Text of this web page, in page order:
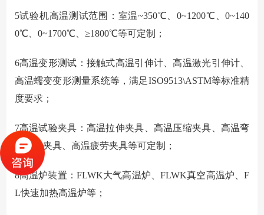
5试验机高温测试范围：室温~350℃、0~1200℃、0~140
0℃、0~1700℃、≥1800℃等可定制；
6高温变形测试：接触式高温引伸计、高温激光引伸计、
高温蠕变变形测量系统等，满足ISO9513\ASTM等标准精
度要求；
7高温试验夹具：高温拉伸夹具、高温压缩夹具、高温弯
曲剪切夹具、高温疲劳夹具等可定制；
8高温炉装置：FLWK大气高温炉、FLWK真空高温炉、F
L快速加热高温炉等；